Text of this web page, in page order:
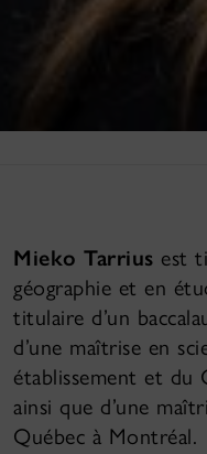
Mieko Tarrius est
géographie et en
titulaire d’un
d’une maîtrise en
établissement et du
ainsi que d’une
Québec à Montréal.